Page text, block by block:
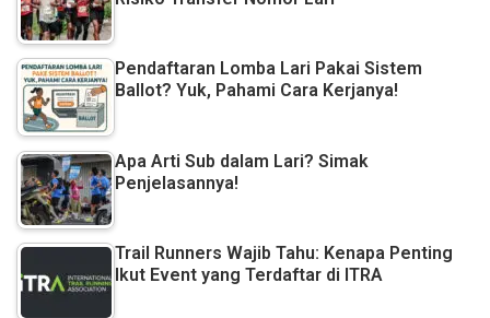
Pendaftaran Lomba Lari Pakai Sistem
Ballot? Yuk, Pahami Cara Kerjanya!
Apa Arti Sub dalam Lari? Simak
Penjelasannya!
Trail Runners Wajib Tahu: Kenapa Penting
Ikut Event yang Terdaftar di ITRA